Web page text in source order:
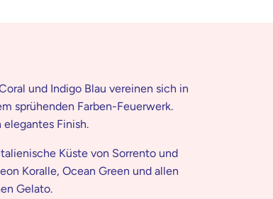
und Indigo Blau vereinen sich in
sprühenden Farben-Feuerwerk.
Finish.
Küste von Sorrento und
Koralle, Ocean Green und allen
Gelato.